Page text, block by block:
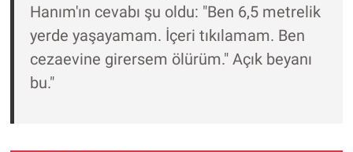
Hanım'ın cevabı şu oldu: "Ben 6,5 metrelik
yerde yaşayamam. İçeri tıkılamam. Ben
cezaevine girersem ölürüm." Açık beyanı
bu."
Türkiye'nin Geleceği
Türkiye'nin Gündemi